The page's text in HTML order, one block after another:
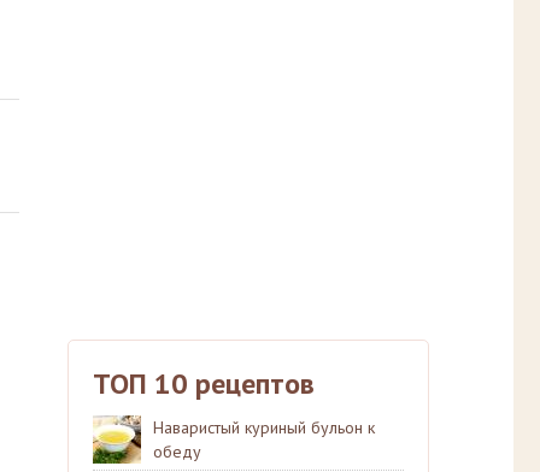
ТОП 10 рецептов
Наваристый куриный бульон к
обеду